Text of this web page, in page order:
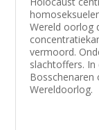
Wereld oorlog
vermoord.
slachtoffers. In
Bosschenaren
Wereldoorlog.